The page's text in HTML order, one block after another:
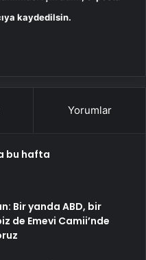
kaydedilsin.
Yorumlar
bu hafta
Bir yanda ABD, bir
de Emevi Camii’nde